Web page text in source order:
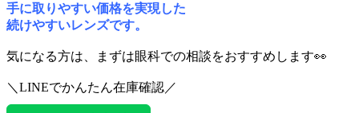
手に取りやすい価格を実現した
続けやすいレンズです。
気になる方は、まずは眼科での相談をおすすめします👀
＼LINEでかんたん在庫確認／